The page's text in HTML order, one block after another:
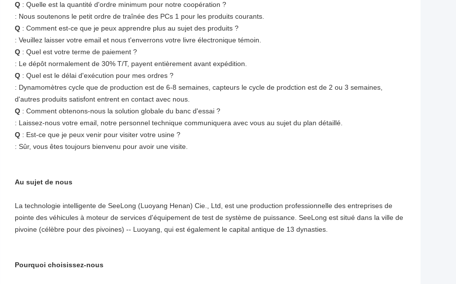
Q : Quelle est la quantité d'ordre minimum pour notre coopération ?
: Nous soutenons le petit ordre de traînée des PCs 1 pour les produits courants.
Q : Comment est-ce que je peux apprendre plus au sujet des produits ?
: Veuillez laisser votre email et nous t'enverrons votre livre électronique témoin.
Q : Quel est votre terme de paiement ?
: Le dépôt normalement de 30% T/T, payent entièrement avant expédition.
Q : Quel est le délai d'exécution pour mes ordres ?
: Dynamomètres cycle que de production est de 6-8 semaines, capteurs le cycle de prodction est de 2 ou 3 semaines,
d'autres produits satisfont entrent en contact avec nous.
Q : Comment obtenons-nous la solution globale du banc d'essai ?
: Laissez-nous votre email, notre personnel technique communiquera avec vous au sujet du plan détaillé.
Q : Est-ce que je peux venir pour visiter votre usine ?
: Sûr, vous êtes toujours bienvenu pour avoir une visite.
Au sujet de nous
La technologie intelligente de SeeLong (Luoyang Henan) Cie., Ltd, est une production professionnelle des entreprises de
pointe des véhicules à moteur de services d'équipement de test de système de puissance. SeeLong est situé dans la ville de
pivoine (célèbre pour des pivoines) -- Luoyang, qui est également le capital antique de 13 dynasties.
Pourquoi choisissez-nous